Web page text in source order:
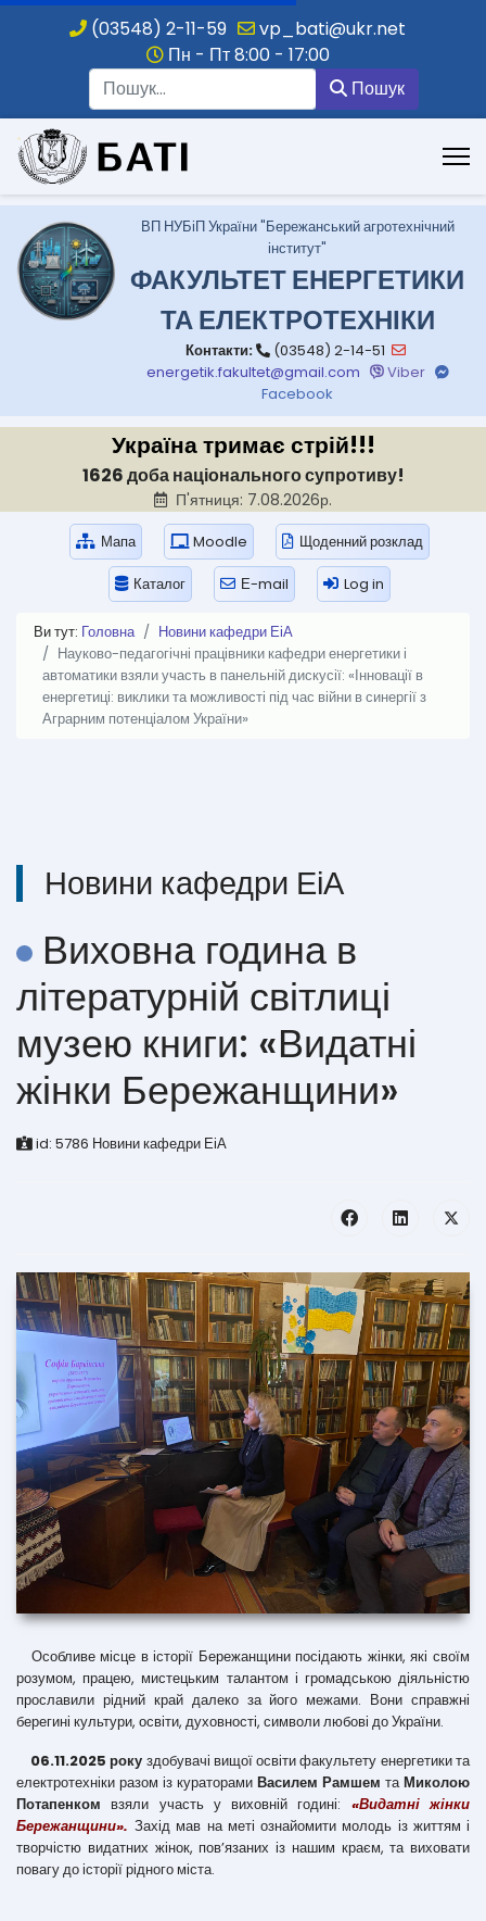
(03548) 2-11-59
vp_bati@ukr.net
Пн - Пт 8:00 - 17:00
Пошук
.
ВП НУБіП України "Бережанський агротехнічний
інститут"
ФАКУЛЬТЕТ ЕНЕРГЕТИКИ
ТА ЕЛЕКТРОТЕХНІКИ
Контакти:
(03548) 2-14-51
energetik.fakultet@gmail.com
Viber
Facebook
Україна тримає стрій!!!
1626 доба національного супротиву!
П'ятниця: 7.08.2026р.
Мапа Moodle Щоденний розклад
Каталог Е-mail Log in
Ви тут: Головна
Новини кафедри ЕіА
Науково-педагогічні працівники кафедри енергетики і
автоматики взяли участь в панельній дискусії: «Інновації в
енергетиці: виклики та можливості під час війни в синергії з
Аграрним потенціалом України»
Новини кафедри ЕіА
Виховна година в
літературній світлиці
музею книги: «Видатні
жінки Бережанщини»
id: 5786 Новини кафедри ЕіА
Особливе місце в історії Бережанщини посідають жінки, які своїм
розумом, працею, мистецьким талантом і громадською діяльністю
прославили рідний край далеко за його межами. Вони справжні
берегині культури, освіти, духовності, символи любові до України.
06.11.2025 року здобувачі вищої освіти факультету енергетики та
електротехніки разом із кураторами Василем Рамшем таМиколою
Потапенком взяли участь у виховній годині: «Видатні жінки
Бережанщини». Захід мав на меті ознайомити молодь із життям і
творчістю видатних жінок, пов’язаних із нашим краєм, та виховати
повагу до історії рідного міста.